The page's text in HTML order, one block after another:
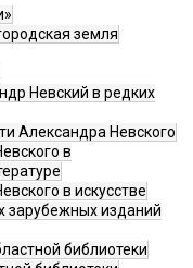
земля
Невский в редких
Александра Невского
в
в искусстве
зарубежных изданий
библиотеки